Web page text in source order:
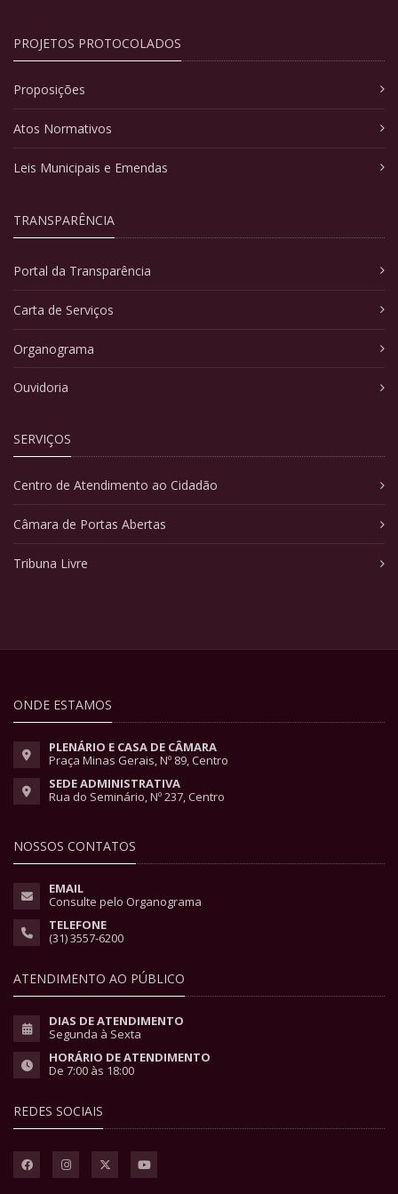
PROJETOS PROTOCOLADOS
Proposições
Atos Normativos
Leis Municipais e Emendas
TRANSPARÊNCIA
Portal da Transparência
Carta de Serviços
Organograma
Ouvidoria
SERVIÇOS
Centro de Atendimento ao Cidadão
Câmara de Portas Abertas
Tribuna Livre
ONDE ESTAMOS
PLENÁRIO E CASA DE CÂMARA
Praça Minas Gerais, Nº 89, Centro
SEDE ADMINISTRATIVA
Rua do Seminário, Nº 237, Centro
NOSSOS CONTATOS
EMAIL
Consulte pelo Organograma
TELEFONE
(31) 3557-6200
ATENDIMENTO AO PÚBLICO
DIAS DE ATENDIMENTO
Segunda à Sexta
HORÁRIO DE ATENDIMENTO
De 7:00 às 18:00
REDES SOCIAIS